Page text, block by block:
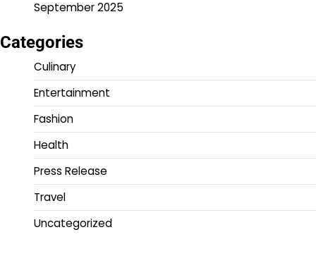
September 2025
Categories
Culinary
Entertainment
Fashion
Health
Press Release
Travel
Uncategorized